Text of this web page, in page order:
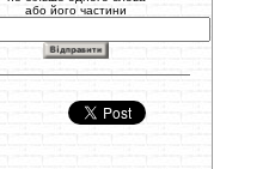
або його частини